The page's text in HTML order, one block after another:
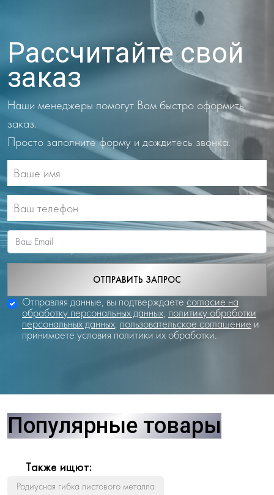
Рассчитайте свой
заказ
Наши менеджеры помогут Вам быстро оформить
заказ.
Просто заполните форму и дождитесь звонка.
ОТПРАВИТЬ ЗАПРОС
Отправляя данные, вы подтверждаете согласие на
обработку персональных данных, политику обработки
персональных данных, пользовательское соглашение и
принимаете условия политики их обработки.
Популярные товары
Также ищют:
Радиусная гибка листового металла